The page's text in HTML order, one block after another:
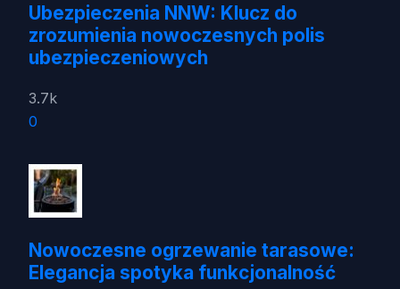
Ubezpieczenia NNW: Klucz do
zrozumienia nowoczesnych polis
ubezpieczeniowych
3.7k
0
Nowoczesne ogrzewanie tarasowe:
Elegancja spotyka funkcjonalność